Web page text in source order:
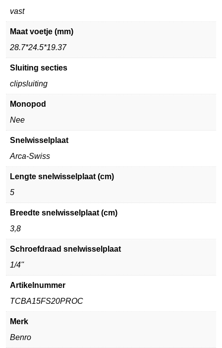
vast
Maat voetje (mm)
28.7*24.5*19.37
Sluiting secties
clipsluiting
Monopod
Nee
Snelwisselplaat
Arca-Swiss
Lengte snelwisselplaat (cm)
5
Breedte snelwisselplaat (cm)
3,8
Schroefdraad snelwisselplaat
1/4''
Artikelnummer
TCBA15FS20PROC
Merk
Benro